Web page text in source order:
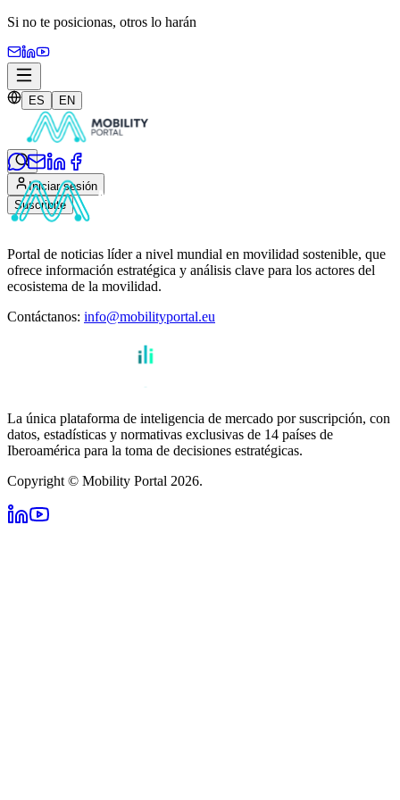
Si no te posicionas, otros lo harán
ES EN
Iniciar sesión
Suscribite
Portal de noticias líder a nivel mundial en movilidad sostenible, que
ofrece información estratégica y análisis clave para los actores del
ecosistema de la movilidad.
Contáctanos: info@mobilityportal.eu
La única plataforma de inteligencia de mercado por suscripción, con
datos, estadísticas y normativas exclusivas de 14 países de
Iberoamérica para la toma de decisiones estratégicas.
Copyright © Mobility Portal 2026.